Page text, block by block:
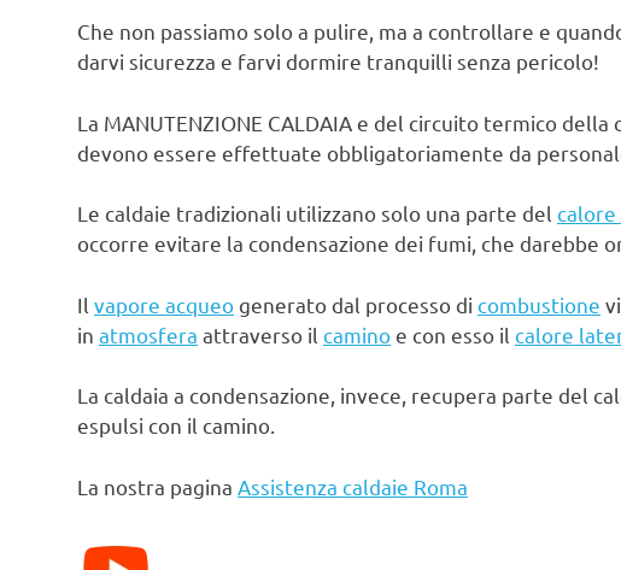
Che non passiamo solo a pulire, ma a controllare e
darvi sicurezza e farvi dormire tranquilli senza pericolo!
La MANUTENZIONE CALDAIA e del circuito termico
devono essere effettuate obbligatoriamente da
Le caldaie tradizionali utilizzano solo una parte del calore
occorre evitare la condensazione dei fumi, che darebbe
Il vapore acqueo generato dal processo di combustione
in atmosfera attraverso il camino e con esso il calore
La caldaia a condensazione, invece, recupera parte del
espulsi con il camino.
La nostra pagina Assistenza caldaie Roma